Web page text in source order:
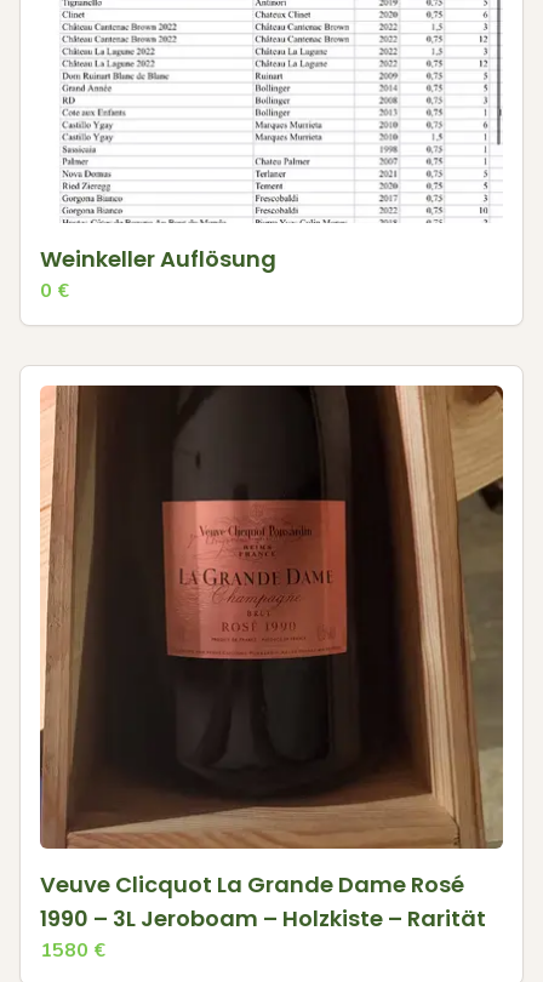
Weinkeller Auflösung
0 €
Veuve Clicquot La Grande Dame Rosé
1990 – 3L Jeroboam – Holzkiste – Rarität
1580 €